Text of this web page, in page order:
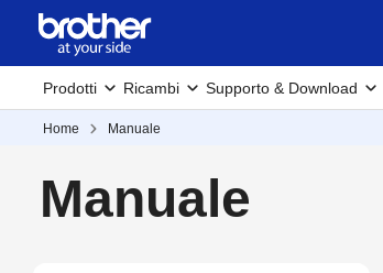
Prodotti Ricambi Supporto & Download
Home Manuale
Manuale